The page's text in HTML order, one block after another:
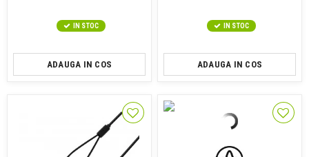
IN STOC
ADAUGA IN COS
IN STOC
ADAUGA IN COS